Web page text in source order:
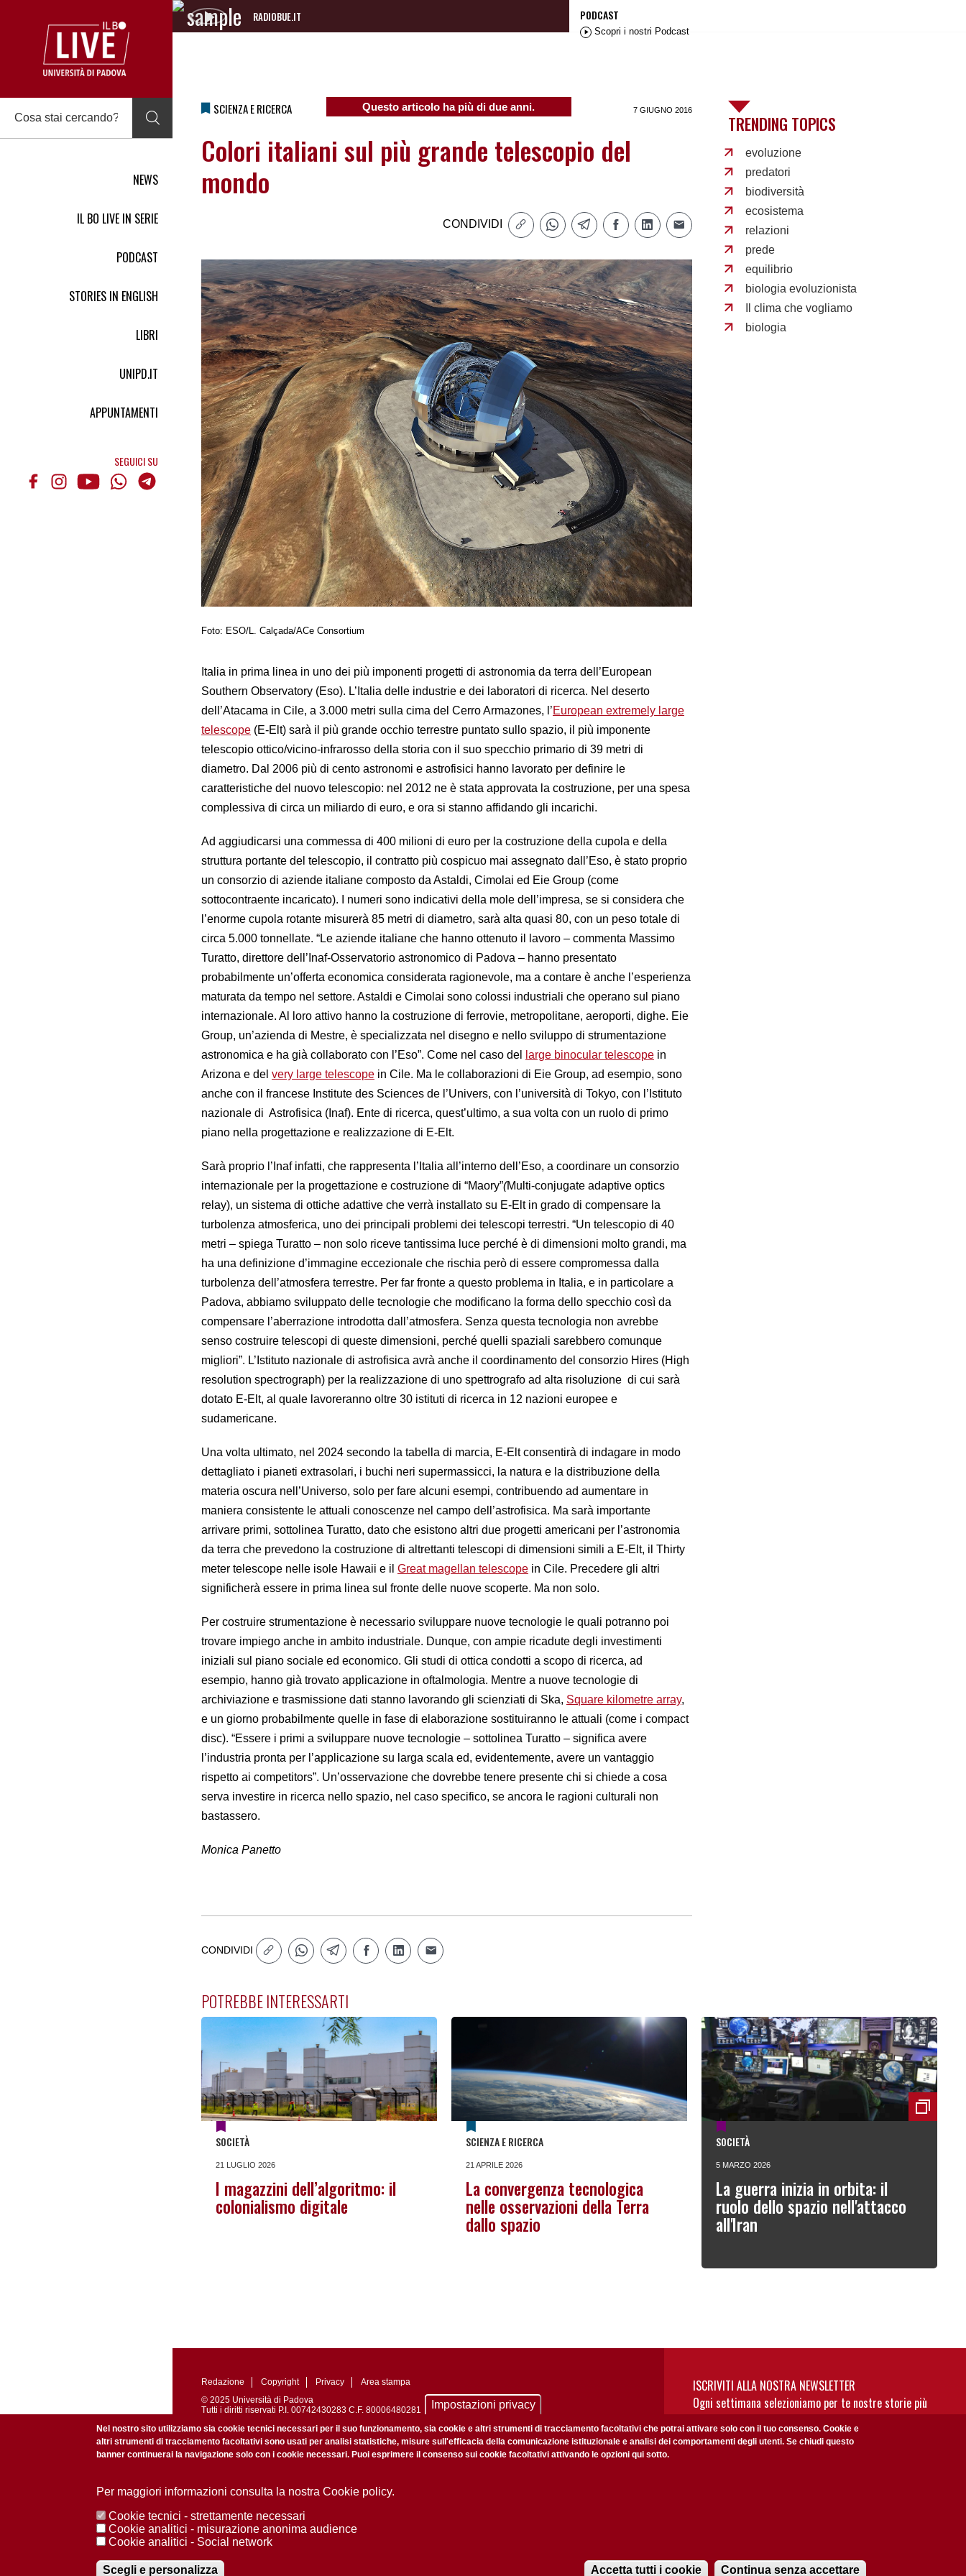
NEWS
IL BO LIVE IN SERIE
PODCAST
STORIES IN ENGLISH
LIBRI
UNIPD.IT
APPUNTAMENTI
SEGUICI SU
RADIOBUE.IT
Audio
PODCAST
Scopri i nostri Podcast
SCIENZA E RICERCA Questo articolo ha più di due anni. 7 GIUGNO 2016
Colori italiani sul più grande telescopio del
mondo
CONDIVIDI
Foto: ESO/L. Calçada/ACe Consortium
Italia in prima linea in uno dei più imponenti progetti di astronomia da terra dell’European
Southern Observatory (Eso). L’Italia delle industrie e dei laboratori di ricerca. Nel deserto
dell’Atacama in Cile, a 3.000 metri sulla cima del Cerro Armazones, l’European extremely large
telescope (E-Elt) sarà il più grande occhio terrestre puntato sullo spazio, il più imponente
telescopio ottico/vicino-infrarosso della storia con il suo specchio primario di 39 metri di
diametro. Dal 2006 più di cento astronomi e astrofisici hanno lavorato per definire le
caratteristiche del nuovo telescopio: nel 2012 ne è stata approvata la costruzione, per una spesa
complessiva di circa un miliardo di euro, e ora si stanno affidando gli incarichi.
Ad aggiudicarsi una commessa di 400 milioni di euro per la costruzione della cupola e della
struttura portante del telescopio, il contratto più cospicuo mai assegnato dall’Eso, è stato proprio
un consorzio di aziende italiane composto da Astaldi, Cimolai ed Eie Group (come
sottocontraente incaricato). I numeri sono indicativi della mole dell’impresa, se si considera che
l’enorme cupola rotante misurerà 85 metri di diametro, sarà alta quasi 80, con un peso totale di
circa 5.000 tonnellate. “Le aziende italiane che hanno ottenuto il lavoro – commenta Massimo
Turatto, direttore dell’Inaf-Osservatorio astronomico di Padova – hanno presentato
probabilmente un’offerta economica considerata ragionevole, ma a contare è anche l’esperienza
maturata da tempo nel settore. Astaldi e Cimolai sono colossi industriali che operano sul piano
internazionale. Al loro attivo hanno la costruzione di ferrovie, metropolitane, aeroporti, dighe. Eie
Group, un’azienda di Mestre, è specializzata nel disegno e nello sviluppo di strumentazione
astronomica e ha già collaborato con l’Eso”. Come nel caso del
large binocular telescope in
Arizona e del very large telescope in Cile. Ma le collaborazioni di Eie Group, ad esempio, sono
anche con il francese Institute des Sciences de l’Univers, con l’università di Tokyo, con l’Istituto
nazionale di Astrofisica (Inaf). Ente di ricerca, quest’ultimo, a sua volta con un ruolo di primo
piano nella progettazione e realizzazione di E-Elt.
Sarà proprio l’Inaf infatti, che rappresenta l’Italia all’interno dell’Eso, a coordinare un consorzio
internazionale per la progettazione e costruzione di “Maory”(Multi-conjugate adaptive optics
relay), un sistema di ottiche adattive che verrà installato su E-Elt in grado di compensare la
turbolenza atmosferica, uno dei principali problemi dei telescopi terrestri. “Un telescopio di 40
metri – spiega Turatto – non solo riceve tantissima luce perché è di dimensioni molto grandi, ma
ha una definizione d’immagine eccezionale che rischia però di essere compromessa dalla
turbolenza dell’atmosfera terrestre. Per far fronte a questo problema in Italia, e in particolare a
Padova, abbiamo sviluppato delle tecnologie che modificano la forma dello specchio così da
compensare l’aberrazione introdotta dall’atmosfera. Senza questa tecnologia non avrebbe
senso costruire telescopi di queste dimensioni, perché quelli spaziali sarebbero comunque
migliori”. L’Istituto nazionale di astrofisica avrà anche il coordinamento del consorzio Hires (High
resolution spectrograph) per la realizzazione di uno spettrografo ad alta risoluzione di cui sarà
dotato E-Elt, al quale lavoreranno oltre 30 istituti di ricerca in 12 nazioni europee e
sudamericane.
Una volta ultimato, nel 2024 secondo la tabella di marcia, E-Elt consentirà di indagare in modo
dettagliato i pianeti extrasolari, i buchi neri supermassicci, la natura e la distribuzione della
materia oscura nell’Universo, solo per fare alcuni esempi, contribuendo ad aumentare in
maniera consistente le attuali conoscenze nel campo dell’astrofisica. Ma sarà importante
arrivare primi, sottolinea Turatto, dato che esistono altri due progetti americani per l’astronomia
da terra che prevedono la costruzione di altrettanti telescopi di dimensioni simili a E-Elt, il Thirty
meter telescope nelle isole Hawaii e il Great magellan telescope in Cile. Precedere gli altri
significherà essere in prima linea sul fronte delle nuove scoperte. Ma non solo.
Per costruire strumentazione è necessario sviluppare nuove tecnologie le quali potranno poi
trovare impiego anche in ambito industriale. Dunque, con ampie ricadute degli investimenti
iniziali sul piano sociale ed economico. Gli studi di ottica condotti a scopo di ricerca, ad
esempio, hanno già trovato applicazione in oftalmologia. Mentre a nuove tecnologie di
archiviazione e trasmissione dati stanno lavorando gli scienziati di Ska, Square kilometre array,
e un giorno probabilmente quelle in fase di elaborazione sostituiranno le attuali (come i compact
disc). “Essere i primi a sviluppare nuove tecnologie – sottolinea Turatto – significa avere
l’industria pronta per l’applicazione su larga scala ed, evidentemente, avere un vantaggio
rispetto ai competitors”. Un’osservazione che dovrebbe tenere presente chi si chiede a cosa
serva investire in ricerca nello spazio, nel caso specifico, se ancora le ragioni culturali non
bastassero.
Monica Panetto
CONDIVIDI
TRENDING TOPICS
evoluzione
predatori
biodiversità
ecosistema
relazioni
prede
equilibrio
biologia evoluzionista
Il clima che vogliamo
biologia
POTREBBE INTERESSARTI
SOCIETÀ
21 LUGLIO 2026
I magazzini dell’algoritmo: il
colonialismo digitale
SCIENZA E RICERCA
21 APRILE 2026
La convergenza tecnologica
nelle osservazioni della Terra
dallo spazio
SOCIETÀ
5 MARZO 2026
La guerra inizia in orbita: il
ruolo dello spazio nell'attacco
all'Iran
ISCRIVITI ALLA NOSTRA NEWSLETTER
Ogni settimana selezioniamo per te nostre storie più
rilevanti: non perderti gli aggiornamenti della nostra
newsletter
Redazione Copyright Privacy
Area stampa
© 2025 Università di Padova
Tutti i diritti riservati P.I. 00742430283 C.F. 80006480281
Impostazioni privacy
Nel nostro sito utilizziamo sia cookie tecnici necessari per il suo funzionamento, sia cookie e altri strumenti di tracciamento facoltativi che potrai attivare solo con il tuo consenso. Cookie e
altri strumenti di tracciamento facoltativi sono usati per analisi statistiche, misure sull'efficacia della comunicazione istituzionale e analisi dei comportamenti degli utenti. Se chiudi questo
banner continuerai la navigazione solo con i cookie necessari. Puoi esprimere il consenso sui cookie facoltativi attivando le opzioni qui sotto.
Per maggiori informazioni consulta la nostra Cookie policy.
Cookie tecnici - strettamente necessari
Cookie analitici - misurazione anonima audience
Cookie analitici - Social network
Scegli e personalizza Accetta tutti i cookie Continua senza accettare